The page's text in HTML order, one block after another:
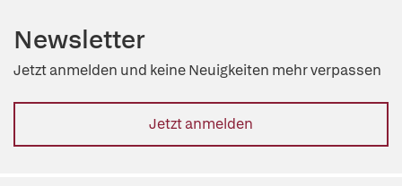
Newsletter
Jetzt anmelden und keine Neuigkeiten mehr verpassen
Jetzt anmelden